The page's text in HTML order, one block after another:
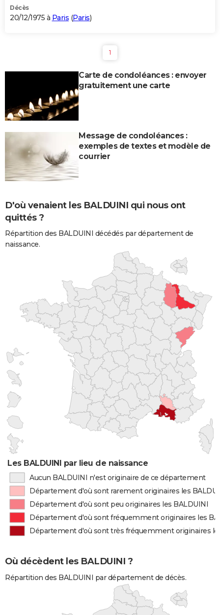
Décès
20/12/1975 à Paris (Paris)
1
Carte de condoléances : envoyer
gratuitement une carte
Message de condoléances :
exemples de textes et modèle de
courrier
D'où venaient les BALDUINI qui nous ont
quittés ?
Répartition des BALDUINI décédés par département de
naissance.
Les BALDUINI par lieu de naissance
Aucun BALDUINI n'est originaire de ce département
Département d'où sont rarement originaires les
Département d'où sont peu originaires les BALDUINI
Département d'où sont fréquemment originaires les
Département d'où sont très fréquemment originaires
Où décèdent les BALDUINI ?
Répartition des BALDUINI par département de décès.